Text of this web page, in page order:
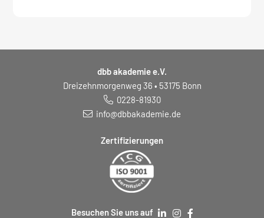
dbb akademie e.V.
Dreizehnmorgenweg 36 • 53175 Bonn
0228-81930
info@dbbakademie.de
Zertifizierungen
Besuchen Sie uns auf